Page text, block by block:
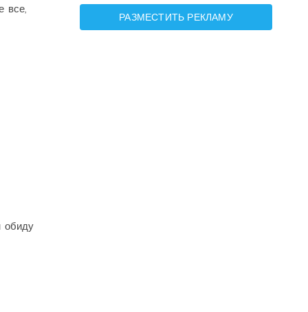
все,
обиду
РАЗМЕСТИТЬ РЕКЛАМУ